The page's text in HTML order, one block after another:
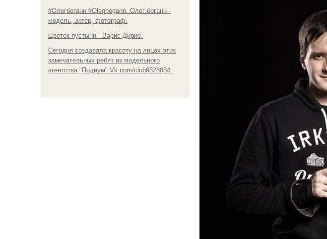
#Олегбоганн #Olegbogann. Олег боганн -
модель, актер, фотограф.
Цветок пустыни - Варис Дирие.
Сегодня создавала красоту на лицах этих
замечательных ребят из модельного
агентства "Подиум" Vk.com/club9328834.